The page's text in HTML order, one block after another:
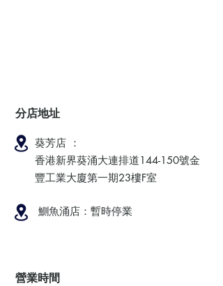
分店地址
葵芳店 ：
香港新界葵涌大連排道144-150號金
豐工業大廈第一期23樓F室
鰂魚涌店：暫時停業
​營業時間